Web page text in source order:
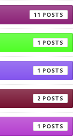
11
1
1
2
1